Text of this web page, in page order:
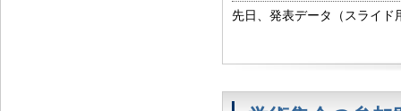
先日、発表データ（スライド